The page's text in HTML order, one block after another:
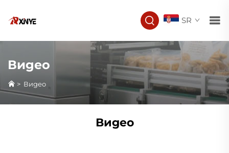
SR
Видео
> Видео
Видео